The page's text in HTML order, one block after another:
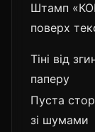
Штамп
поверх
Тіні від
паперу
Пуста
зі шумами